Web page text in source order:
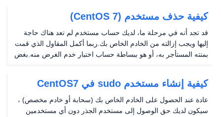
كيفية حذف مستخدم (CentOS 7)
قد تجد أنه في مرحلة ما، لديك حساب مستخدم لم تعد هناك حاجة
إليها ويجب إزالته من الخادم الخاص بك.ربما أكمل المقاول الذي قمت
بمنته المستأجر به، أو هو ببساطة حساب اختبار خدم الغرض منه.بغض
كيفية إنشاء مستخدم sudo في CentOS7
عادة عند الحصول على الخادم الخاص بك (سحابة أو خادم مخصص) ،
سيكون لديك حق الوصول إلى مستخدم الجذر دون أي مستخدمين